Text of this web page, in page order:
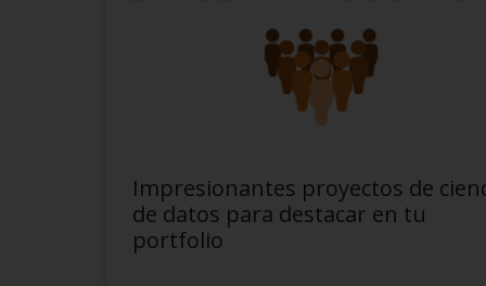
Impresionantes proyectos de
de datos para destacar en tu
portfolio